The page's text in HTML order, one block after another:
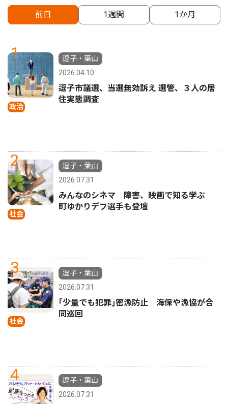
前日 1週間 1か月
1
政治
逗子・葉山
2026.04.10
逗子市議選、当選無効訴え 選管、３人の居
住実態調査
2
社会
逗子・葉山
2026.07.31
みんなのシネマ 障害、映画で知る学ぶ
町ゆかりデフ選手も登壇
3
社会
逗子・葉山
2026.07.31
｢少量でも犯罪｣密漁防止 海保や漁協が合
同巡回
4
逗子・葉山
2026.07.31